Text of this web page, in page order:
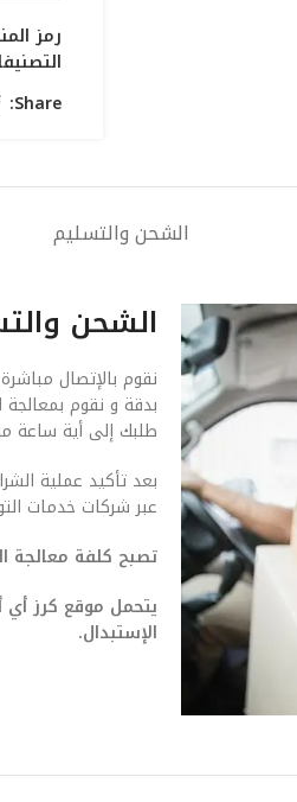
رمز
Share:
الشحن والتسليم
الشحن
نقوم بالإتصال
بدقة و نقوم
طلبك إلى أية ساعة
بعد تأكيد عملية
عبر شركات خدمات
تصبح كلفة معالجة
يتحمل موقع كرز
الإستبدال.